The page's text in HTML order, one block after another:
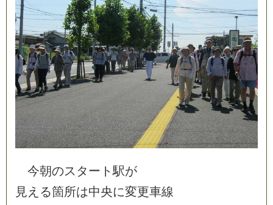
今朝のス ター ト駅が
見え る箇所は中央に変更車線